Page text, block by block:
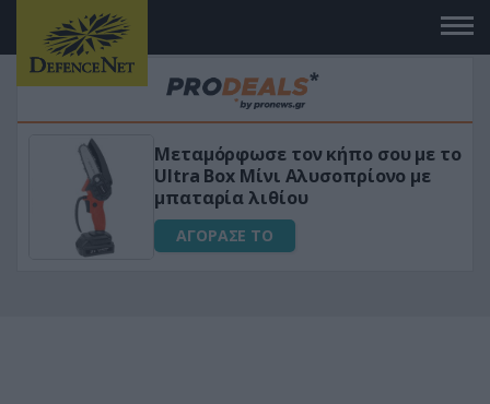
Μεταμόρφωσε τον κήπο σου με το
Ultra Box Μίνι Αλυσοπρίονο με
μπαταρία λιθίου
ΑΓΟΡΑΣΕ ΤΟ